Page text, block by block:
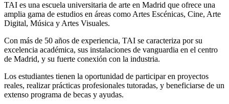
TAI es una escuela universitaria de arte en Madrid que ofrece una
amplia gama de estudios en áreas como Artes Escénicas, Cine, Arte
Digital, Música y Artes Visuales.
Con más de 50 años de experiencia, TAI se caracteriza por su
excelencia académica, sus instalaciones de vanguardia en el centro
de Madrid, y su fuerte conexión con la industria.
Los estudiantes tienen la oportunidad de participar en proyectos
reales, realizar prácticas profesionales tutoradas, y beneficiarse de un
extenso programa de becas y ayudas.